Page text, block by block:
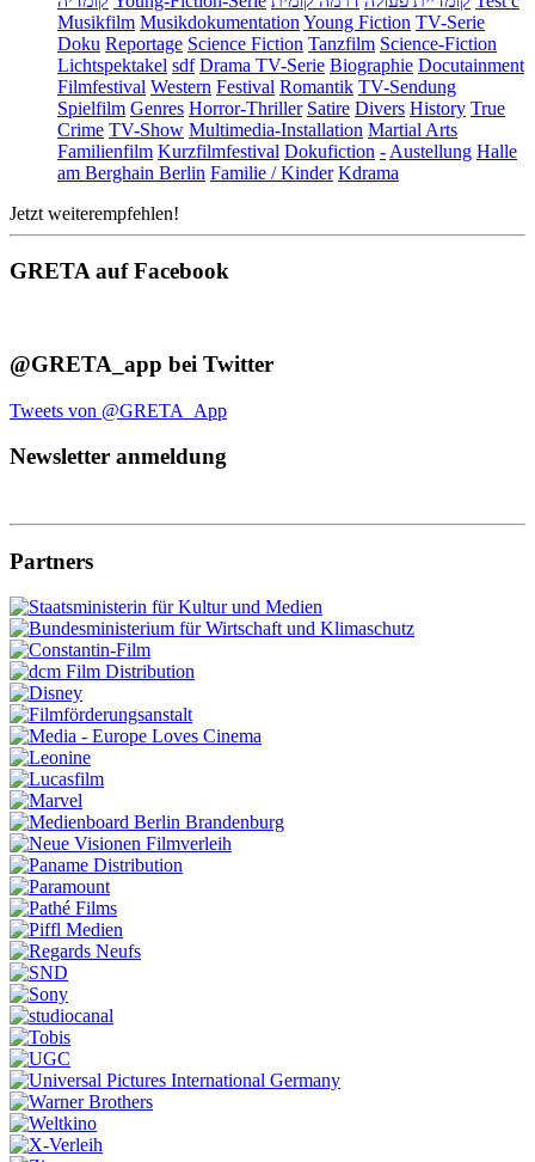
Musikfilm Musikdokumentation Young Fiction TV-Serie
Doku Reportage Science Fiction Tanzfilm Science-Fiction
Lichtspektakel sdf Drama TV-Serie Biographie Docutainment
Filmfestival Western Festival Romantik TV-Sendung
Spielfilm Genres Horror-Thriller Satire Divers History True
Crime TV-Show Multimedia-Installation Martial Arts
Familienfilm Kurzfilmfestival Dokufiction - Austellung Halle
am Berghain Berlin Familie / Kinder Kdrama
Jetzt weiterempfehlen!
GRETA auf Facebook
@GRETA_app bei Twitter
Tweets von @GRETA_App
Newsletter anmeldung
Partners